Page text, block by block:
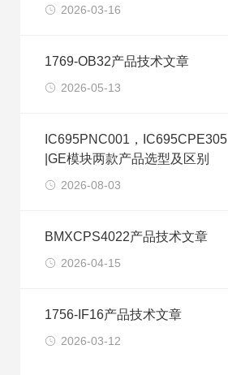
2026-03-16
1769-OB32产品技术文章
2026-05-13
IC695PNC001，IC695CPE305
|GE模块两款产品选型及区别
2026-08-03
BMXCPS4022产品技术文章
2026-04-15
1756-IF16产品技术文章
2026-03-12